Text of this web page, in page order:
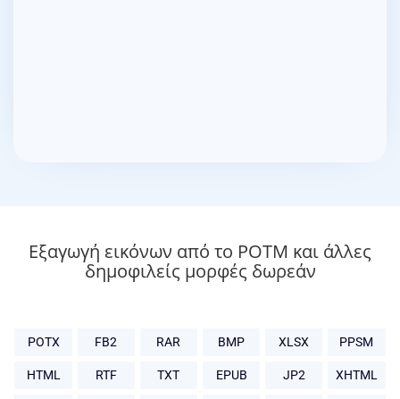
Εξαγωγή εικόνων από το POTM και άλλες
δημοφιλείς μορφές δωρεάν
POTX FB2 RAR BMP XLSX PPSM
HTML RTF TXT EPUB JP2 XHTML